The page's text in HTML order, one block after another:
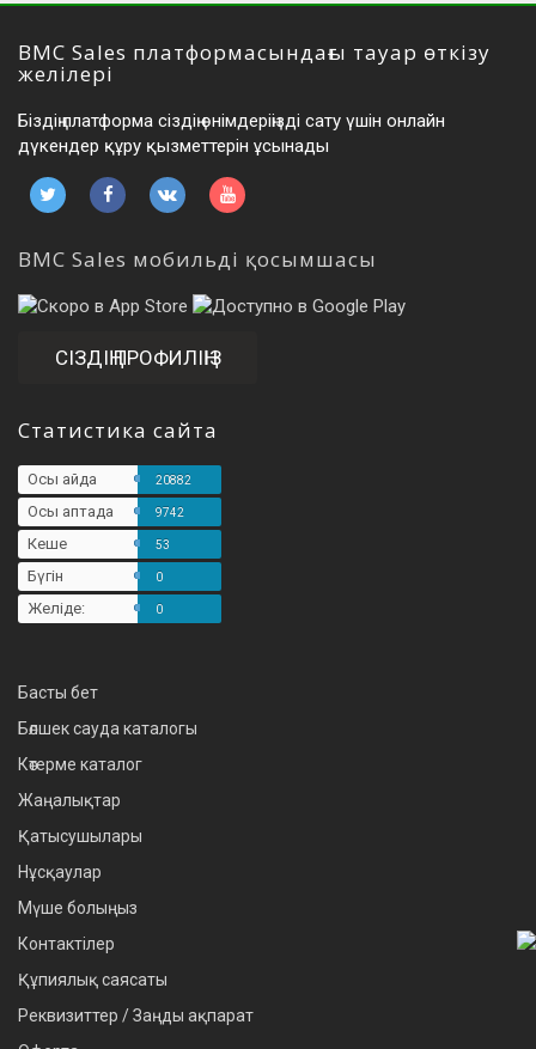
BMC Sales платформасындағы тауар өткізу
желілері
Біздің платформа сіздің өнімдеріңізді сату үшін онлайн
дүкендер құру қызметтерін ұсынады
BMC Sales мобильді қосымшасы
СІЗДІҢ ПРОФИЛІҢІЗ
Статистика сайта
Осы айда 20882
Осы аптада 9742
Кеше 53
Бүгін 0
Желіде: 0
Басты бет
Бөлшек сауда каталогы
Көтерме каталог
Жаңалықтар
Қатысушылары
Нұсқаулар
Мүше болыңыз
Контактілер
Құпиялық саясаты
Реквизиттер / Заңды ақпарат